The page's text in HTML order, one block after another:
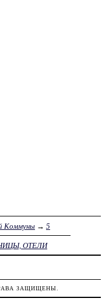
Коммуны → 5
ОТЕЛИ
ЗАЩИЩЕНЫ.